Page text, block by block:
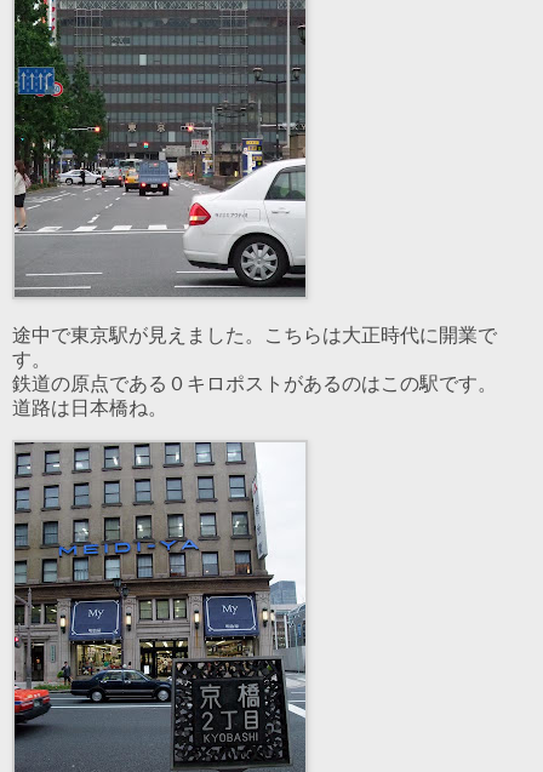
途中で東京駅が見えました。こちらは大正時代に開業で
す。
鉄道の原点である０キロポストがあるのはこの駅です。
道路は日本橋ね。